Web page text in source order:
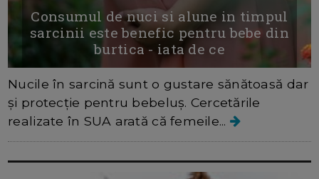
Consumul de nuci si alune in timpul
sarcinii este benefic pentru bebe din
burtica - iata de ce
Nucile în sarcină sunt o gustare sănătoasă dar
și protecție pentru bebeluș. Cercetările
realizate în SUA arată că femeile...